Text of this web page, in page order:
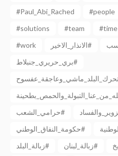
#Paul_Abi_Rached
#people
#solutions
#team #time
#work
الانذار_الاخير#
بري_حريري_جنبلاط#
حرامي_الشعب#
حكومة_النفاق_الوطني#
زبالة_البلد#
زبالة_لبنان#